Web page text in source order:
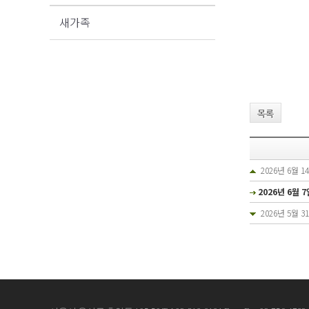
새가족
목록
2026년 6월
2026년 6월 7
2026년 5월